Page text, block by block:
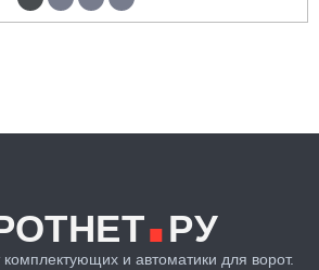
.РУ
и автоматики для ворот.